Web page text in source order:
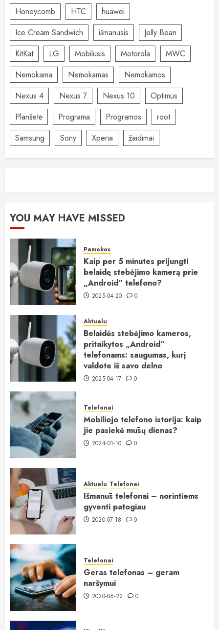
Honeycomb
HTC
huawei
Ice Cream Sandwich
išmanusis
Jelly Bean
KitKat
LG Mobilusis Motorola
MWC
Nemokama
Nemokamas
Nemokamos
Nexus 4
Nexus 7 Nexus 10
Optimus
Planšetė
Programa Programos
root
Samsung
Sony Xperia žaidimai
YOU MAY HAVE MISSED
Pamokos
Kaip per 5 minutes prijungti
belaidę stebėjimo kamerą prie
„Android“ telefono?
2025-04-20 0
Aktualu
Belaidės stebėjimo kameros,
pritaikytos „Android“
telefonams: saugumas, kurį
valdote iš savo delno
2025-04-17 0
Telefonai
Mobiliojo telefono istorija: kaip
jie pasiekė mūsų dienas?
2024-01-10 0
Aktualu Telefonai
Išmanūs telefonai – norintiems
gyventi patogiau
2020-07-18 0
Telefonai
Geras telefonas – geram
naršymui
2020-06-22 0